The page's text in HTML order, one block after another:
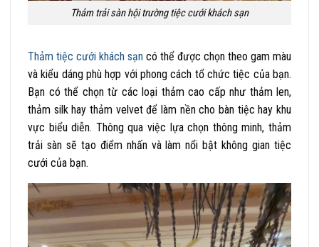
Thảm trải sàn hội trường tiệc cưới khách sạn
Thảm tiệc cưới khách sạn có thể được chọn theo gam màu
và kiểu dáng phù hợp với phong cách tổ chức tiệc của bạn.
Bạn có thể chọn từ các loại thảm cao cấp như thảm len,
thảm silk hay thảm velvet để làm nền cho bàn tiệc hay khu
vực biểu diễn. Thông qua việc lựa chọn thông minh, thảm
trải sàn sẽ tạo điểm nhấn và làm nổi bật không gian tiệc
cưới của bạn.